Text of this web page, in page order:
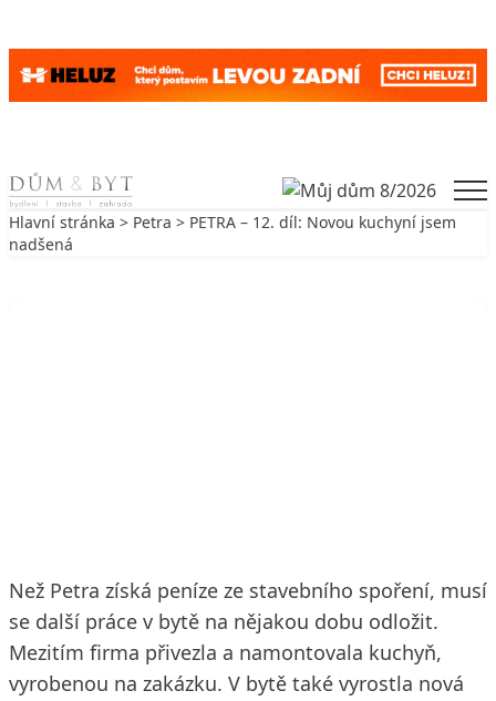
Skip to content
Hlavní stránka > Petra > PETRA – 12. díl: Novou kuchyní jsem
nadšená
Než Petra získá peníze ze stavebního spoření, musí
se další práce v bytě na nějakou dobu odložit.
Mezitím firma přivezla a namontovala kuchyň,
vyrobenou na zakázku. V bytě také vyrostla nová